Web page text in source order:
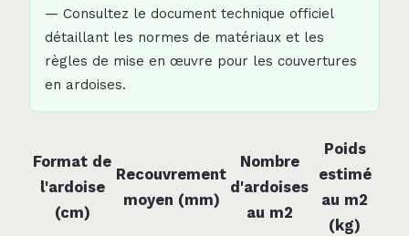
— Consultez le document technique officiel
détaillant les normes de matériaux et les
règles de mise en œuvre pour les couvertures
en ardoises.
Format de
l'ardoise
(cm)
Recouvrement
moyen (mm)
Nombre
d'ardoises
au m2
Poids
estimé
au m2
(kg)